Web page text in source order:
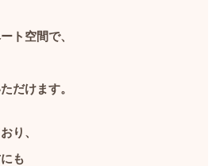
ト空間で、
だけます。
り、
も